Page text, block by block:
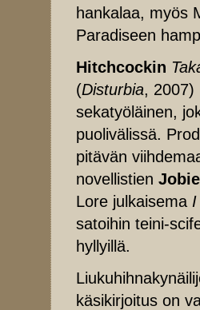
hankalaa, myös
Paradiseen
Hitchcockin
(Disturbia, 2007)
sekatyöläinen,
puolivälissä.
pitävän
novellistien
Lore julkaisema
satoihin teini-
hyllyillä.
käsikirjoitus on